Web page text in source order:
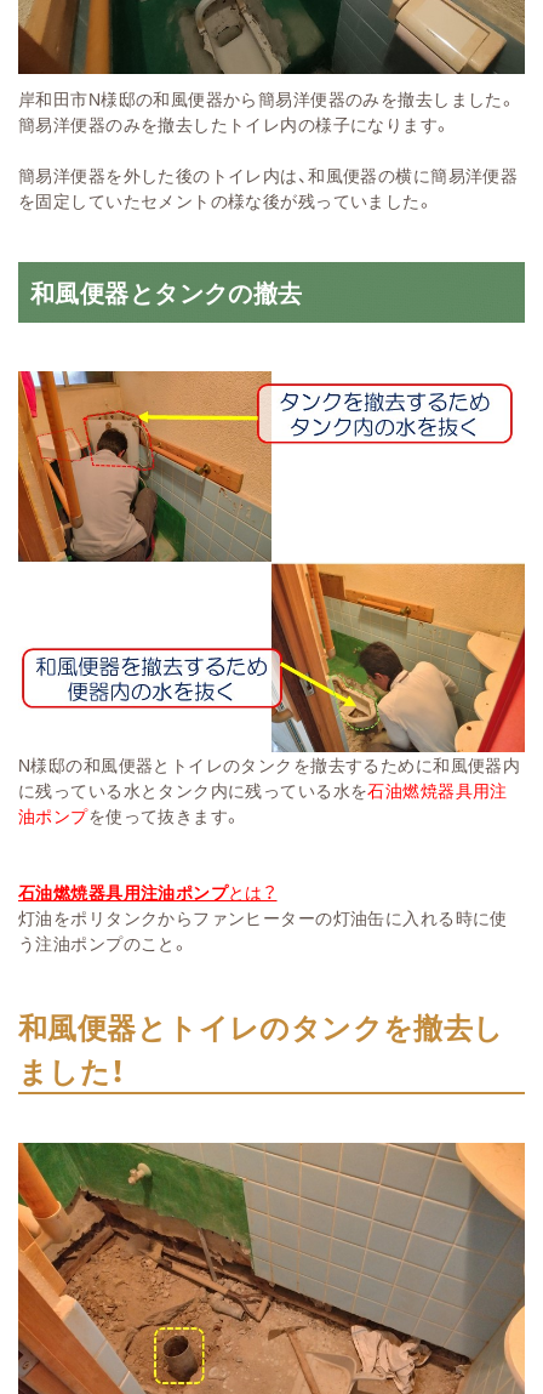
岸和田市N様邸の和風便器から簡易洋便器のみを撤去しました。
簡易洋便器のみを撤去したトイレ内の様子になります。
簡易洋便器を外した後のトイレ内は、和風便器の横に簡易洋便器
を固定していたセメントの様な後が残っていました。
和風便器とタンクの撤去
N様邸の和風便器とトイレのタンクを撤去するために和風便器内
に残っている水とタンク内に残っている水を石油燃焼器具用注
油ポンプを使って抜きます。
石油燃焼器具用注油ポンプとは？
灯油をポリタンクからファンヒーターの灯油缶に入れる時に使
う注油ポンプのこと。
和風便器とトイレのタンクを撤去し
ました！